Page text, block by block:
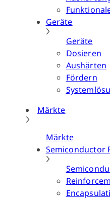
Geräte
Geräte
Dosieren
Aushärten
Fördern
Märkte
Märkte
Semiconductor